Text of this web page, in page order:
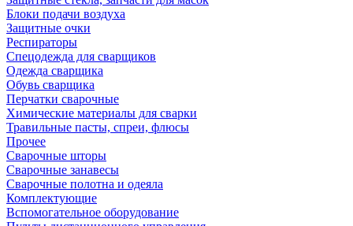
Блоки подачи воздуха
Защитные очки
Респираторы
Спецодежда для сварщиков
Одежда сварщика
Обувь сварщика
Перчатки сварочные
Химические материалы для сварки
Травильные пасты, спреи, флюсы
Прочее
Сварочные шторы
Сварочные занавесы
Сварочные полотна и одеяла
Комплектующие
Вспомогательное оборудование